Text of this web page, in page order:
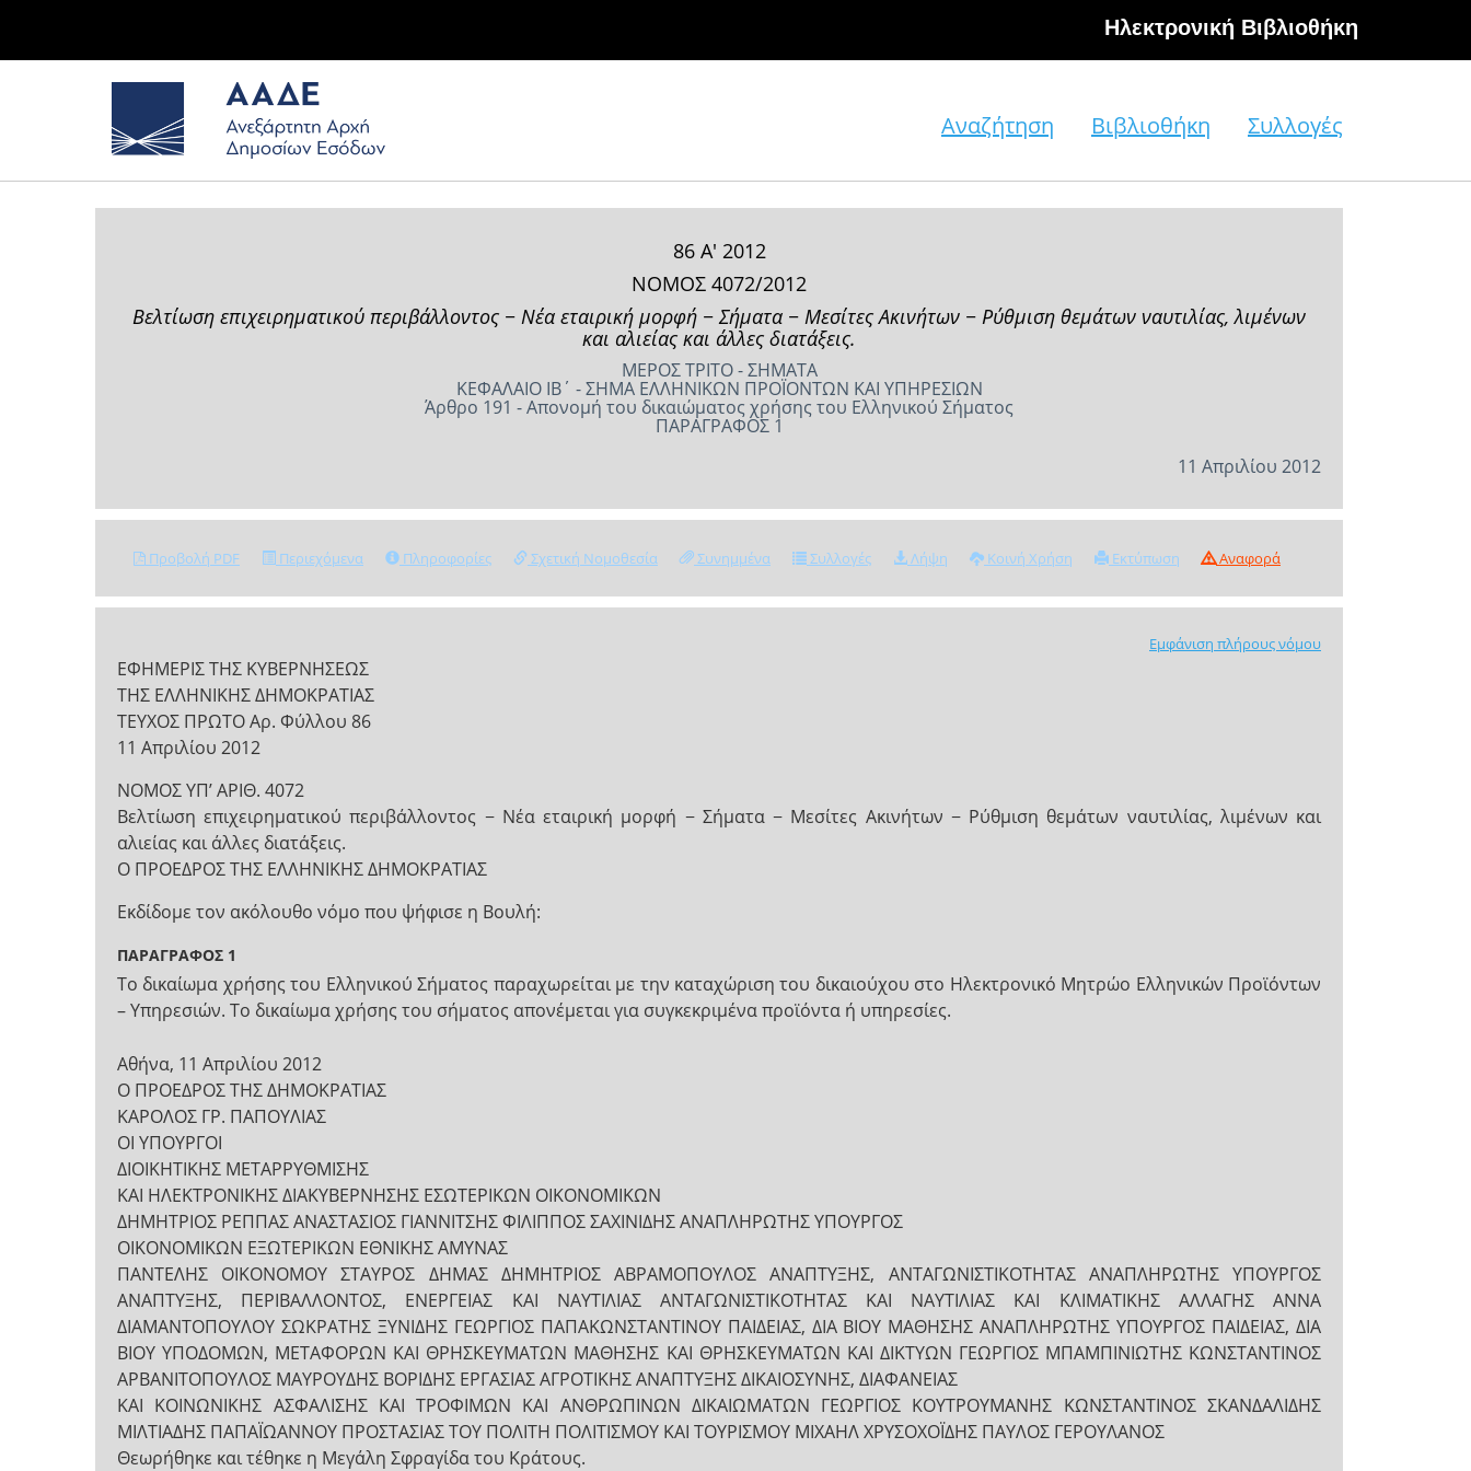
Hλεκτρονική Βιβλιοθήκη
Αναζήτηση Βιβλιοθήκη Συλλογές
86 Α' 2012
ΝΟΜΟΣ 4072/2012
Βελτίωση επιχειρηματικού περιβάλλοντος − Νέα εταιρική μορφή − Σήματα − Μεσίτες Ακινήτων − Ρύθμιση θεμάτων ναυτιλίας, λιμένων
και αλιείας και άλλες διατάξεις.
ΜΕΡΟΣ ΤΡΙΤΟ - ΣΗΜΑΤΑ
ΚΕΦΑΛΑΙΟ ΙΒ΄ - ΣΗΜΑ ΕΛΛΗΝΙΚΩΝ ΠΡΟΪΟΝΤΩΝ ΚΑΙ ΥΠΗΡΕΣΙΩΝ
Άρθρο 191 - Απονομή του δικαιώματος χρήσης του Ελληνικού Σήματος
ΠΑΡΑΓΡΑΦΟΣ 1
11 Απριλίου 2012
Προβολή PDF Περιεχόμενα Πληροφορίες Σχετική Νομοθεσία Συνημμένα Συλλογές Λήψη Κοινή Χρήση Εκτύπωση Αναφορά
Εμφάνιση πλήρους νόμου
ΕΦΗΜΕΡΙΣ ΤΗΣ ΚΥΒΕΡΝΗΣΕΩΣ
ΤΗΣ ΕΛΛΗΝΙΚΗΣ ΔΗΜΟΚΡΑΤΙΑΣ
ΤΕΥΧΟΣ ΠΡΩΤΟ Αρ. Φύλλου 86
11 Απριλίου 2012
NOMOΣ ΥΠ’ ΑΡΙΘ. 4072
Βελτίωση επιχειρηματικού περιβάλλοντος − Νέα εταιρική μορφή − Σήματα − Μεσίτες Ακινήτων − Ρύθμιση θεμάτων ναυτιλίας, λιμένων και
αλιείας και άλλες διατάξεις.
Ο ΠΡΟΕΔΡΟΣ ΤΗΣ ΕΛΛΗΝΙΚΗΣ ΔΗΜΟΚΡΑΤΙΑΣ
Εκδίδομε τον ακόλουθο νόμο που ψήφισε η Βουλή:
ΠΑΡΑΓΡΑΦΟΣ 1
Το δικαίωμα χρήσης του Ελληνικού Σήματος παραχωρείται με την καταχώριση του δικαιούχου στο Ηλεκτρονικό Μητρώο Ελληνικών Προϊόντων
– Υπηρεσιών. Το δικαίωμα χρήσης του σήματος απονέμεται για συγκεκριμένα προϊόντα ή υπηρεσίες.
Αθήνα, 11 Απριλίου 2012
Ο ΠΡΟΕΔΡΟΣ ΤΗΣ ΔΗΜΟΚΡΑΤΙΑΣ
ΚΑΡΟΛΟΣ ΓΡ. ΠΑΠΟΥΛΙΑΣ
ΟΙ ΥΠΟΥΡΓΟΙ
ΔΙΟΙΚΗΤΙΚΗΣ ΜΕΤΑΡΡΥΘΜΙΣΗΣ
ΚΑΙ ΗΛΕΚΤΡΟΝΙΚΗΣ ΔΙΑΚΥΒΕΡΝΗΣΗΣ ΕΣΩΤΕΡΙΚΩΝ ΟΙΚΟΝΟΜΙΚΩΝ
ΔΗΜΗΤΡΙΟΣ ΡΕΠΠΑΣ ΑΝΑΣΤΑΣΙΟΣ ΓΙΑΝΝΙΤΣΗΣ ΦΙΛΙΠΠΟΣ ΣΑΧΙΝΙΔΗΣ ΑΝΑΠΛΗΡΩΤΗΣ ΥΠΟΥΡΓΟΣ
ΟΙΚΟΝΟΜΙΚΩΝ ΕΞΩΤΕΡΙΚΩΝ ΕΘΝΙΚΗΣ ΑΜΥΝΑΣ
ΠΑΝΤΕΛΗΣ ΟΙΚΟΝΟΜΟΥ ΣΤΑΥΡΟΣ ΔΗΜΑΣ ΔΗΜΗΤΡΙΟΣ ΑΒΡΑΜΟΠΟΥΛΟΣ ΑΝΑΠΤΥΞΗΣ, ΑΝΤΑΓΩΝΙΣΤΙΚΟΤΗΤΑΣ ΑΝΑΠΛΗΡΩΤΗΣ ΥΠΟΥΡΓΟΣ
ΑΝΑΠΤΥΞΗΣ, ΠΕΡΙΒΑΛΛΟΝΤΟΣ, ΕΝΕΡΓΕΙΑΣ ΚΑΙ ΝΑΥΤΙΛΙΑΣ ΑΝΤΑΓΩΝΙΣΤΙΚΟΤΗΤΑΣ ΚΑΙ ΝΑΥΤΙΛΙΑΣ ΚΑΙ ΚΛΙΜΑΤΙΚΗΣ ΑΛΛΑΓΗΣ ΑΝΝΑ
ΔΙΑΜΑΝΤΟΠΟΥΛΟΥ ΣΩΚΡΑΤΗΣ ΞΥΝΙΔΗΣ ΓΕΩΡΓΙΟΣ ΠΑΠΑΚΩΝΣΤΑΝΤΙΝΟΥ ΠΑΙΔΕΙΑΣ, ΔΙΑ ΒΙΟΥ ΜΑΘΗΣΗΣ ΑΝΑΠΛΗΡΩΤΗΣ ΥΠΟΥΡΓΟΣ ΠΑΙΔΕΙΑΣ, ΔΙΑ
ΒΙΟΥ ΥΠΟΔΟΜΩΝ, ΜΕΤΑΦΟΡΩΝ ΚΑΙ ΘΡΗΣΚΕΥΜΑΤΩΝ ΜΑΘΗΣΗΣ ΚΑΙ ΘΡΗΣΚΕΥΜΑΤΩΝ ΚΑΙ ΔΙΚΤΥΩΝ ΓΕΩΡΓΙΟΣ ΜΠΑΜΠΙΝΙΩΤΗΣ ΚΩΝΣΤΑΝΤΙΝΟΣ
ΑΡΒΑΝΙΤΟΠΟΥΛΟΣ ΜΑΥΡΟΥΔΗΣ ΒΟΡΙΔΗΣ ΕΡΓΑΣΙΑΣ ΑΓΡΟΤΙΚΗΣ ΑΝΑΠΤΥΞΗΣ ΔΙΚΑΙΟΣΥΝΗΣ, ΔΙΑΦΑΝΕΙΑΣ
ΚΑΙ ΚΟΙΝΩΝΙΚΗΣ ΑΣΦΑΛΙΣΗΣ ΚΑΙ ΤΡΟΦΙΜΩΝ ΚΑΙ ΑΝΘΡΩΠΙΝΩΝ ΔΙΚΑΙΩΜΑΤΩΝ ΓΕΩΡΓΙΟΣ ΚΟΥΤΡΟΥΜΑΝΗΣ ΚΩΝΣΤΑΝΤΙΝΟΣ ΣΚΑΝΔΑΛΙΔΗΣ
ΜΙΛΤΙΑΔΗΣ ΠΑΠΑΪΩΑΝΝΟΥ ΠΡΟΣΤΑΣΙΑΣ ΤΟΥ ΠΟΛΙΤΗ ΠΟΛΙΤΙΣΜΟΥ ΚΑΙ ΤΟΥΡΙΣΜΟΥ ΜΙΧΑΗΛ ΧΡΥΣΟΧΟΪΔΗΣ ΠΑΥΛΟΣ ΓΕΡΟΥΛΑΝΟΣ
Θεωρήθηκε και τέθηκε η Μεγάλη Σφραγίδα του Κράτους.